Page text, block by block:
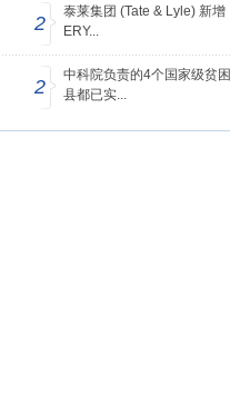
2
泰莱集团 (Tate & Lyle) 新增
ERY...
2
中科院负责的4个国家级贫困
县都已实...